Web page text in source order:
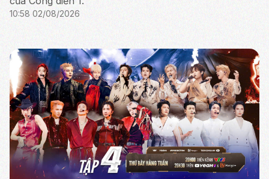
10:58 02/08/2026